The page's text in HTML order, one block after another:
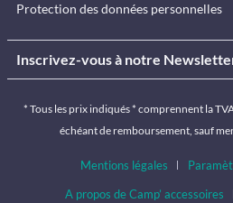
Protection des données personnelles
Inscrivez-vous à notre
* Tous les prix indiqués * comprennent la
échéant de remboursement, sauf
Mentions légales
A propos de Camp’ accessoires